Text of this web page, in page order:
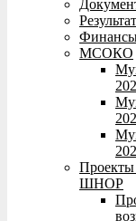
МСОКО
Проекты
ШНОР